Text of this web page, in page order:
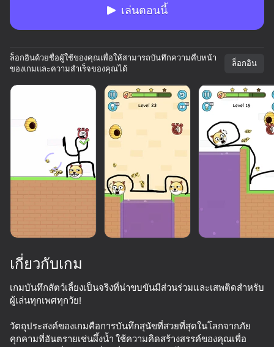
Thief Puzzle
74
We Become What We Behold
Smile Rush
63
เล่นตอนนี้
ล็อกอินด้วยชื่อผู้ใช้ของคุณเพื่อให้สามารถบันทึกความคืบหน้า
ของเกมและความสำเร็จของคุณได้
ล็อกอิน
เกี่ยวกับเกม
เกมบันทึกสัตว์เลี้ยงเป็นจริงที่น่าขบขันมีส่วนร่วมและเสพติดสำหรับ
ผู้เล่นทุกเพศทุกวัย!
วัตถุประสงค์ของเกมคือการบันทึกสุนัขที่สวยที่สุดในโลกจากภัย
คุกคามที่อันตรายเช่นผึ้งน้ำ ใช้ความคิดสร้างสรรค์ของคุณเพื่อ